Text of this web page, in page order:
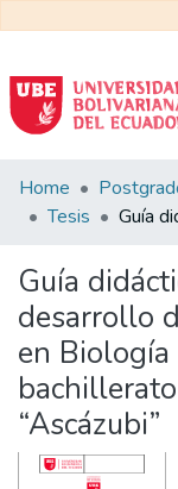
Communities
&
All of DSpace
Statistics
Home
Tesis
Guía
desarrollo
en
“Ascázubi”